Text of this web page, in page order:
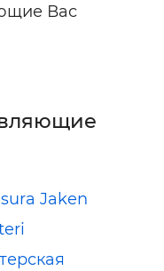
Вас
Jaken